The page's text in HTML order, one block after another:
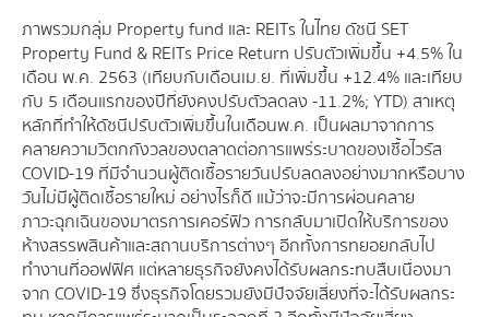
ภาพรวมกลุ่ม Property fund และ REITs ในไทย ดัชนี SET
Property Fund & REITs Price Return ปรับตัวเพิ่มขึ้น +4.5% ใน
เดือน พ.ค. 2563 (เทียบกับเดือนเม.ย. ที่เพิ่มขึ้น +12.4% และเทียบ
กับ 5 เดือนแรกของปีที่ยังคงปรับตัวลดลง -11.2%; YTD) สาเหตุ
หลักที่ทำให้ดัชนีปรับตัวเพิ่มขึ้นในเดือนพ.ค. เป็นผลมาจากการ
คลายความวิตกกังวลของตลาดต่อการแพร่ระบาดของเชื้อไวรัส
COVID-19 ที่มีจำนวนผู้ติดเชื้อรายวันปรับลดลงอย่างมากหรือบาง
วันไม่มีผู้ติดเชื้อรายใหม่ อย่างไรก็ดี แม้ว่าจะมีการผ่อนคลาย
ภาวะฉุกเฉินของมาตรการเคอร์ฟิว การกลับมาเปิดให้บริการของ
ห้างสรรพสินค้าและสถานบริการต่างๆ อีกทั้งการทยอยกลับไป
ทำงานที่ออฟฟิศ แต่หลายธุรกิจยังคงได้รับผลกระทบสืบเนื่องมา
จาก COVID-19 ซึ่งธุรกิจโดยรวมยังมีปัจจัยเสี่ยงที่จะได้รับผลกระ